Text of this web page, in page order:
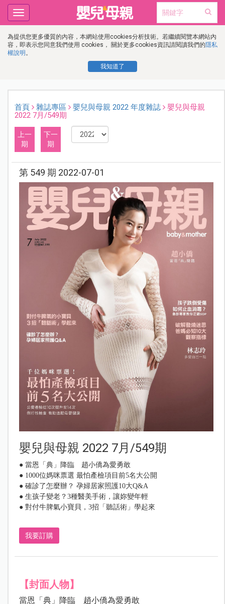
為提供您更多優質的內容，本網站使用cookies分析技術。若繼續閱覽本網站內
容，即表示您同意我們使用 cookies， 關於更多cookies資訊請閱讀我們的隱私
權說明 。
我知道了
Toggle
navigation
首頁 雜誌專區 嬰兒與母親 2022 年度雜誌 嬰兒與母親
2022 7月/549期
上一
期
下一
期
第 549 期 2022-07-01
嬰兒與母親 2022 7月/549期
● 當恩「典」降臨 趙小僑為愛勇敢
● 1000位媽咪票選 最怕產檢項目前5名大公開
● 確診了怎麼辦？ 孕婦居家照護10大Q&A
● 生孩子變老？3種醫美手術，讓妳變年輕
● 對付牛脾氣小寶貝，3招「聽話術」學起來
我要訂購
【封面人物】
當恩「典」降臨 趙小僑為愛勇敢